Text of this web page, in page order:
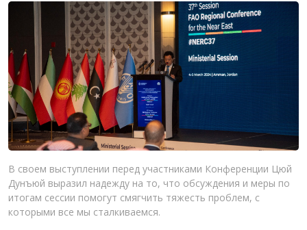
В своем выступлении перед участниками Конференции Цюй
Дунъюй выразил надежду на то, что обсуждения и меры по
итогам сессии помогут смягчить тяжесть проблем, с
которыми все мы сталкиваемся.